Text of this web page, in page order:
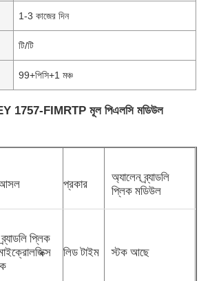
1-3 কাজের দিন
টি/টি
99+পিসি+1 মঞ্চ
1757-FIMRTP মূল পিএলসি মডিউল
প্রকার
অ্যালেন ব্র্যাডলি
প্লিক মডিউল
প্লিক
লিড টাইম স্টক আছে